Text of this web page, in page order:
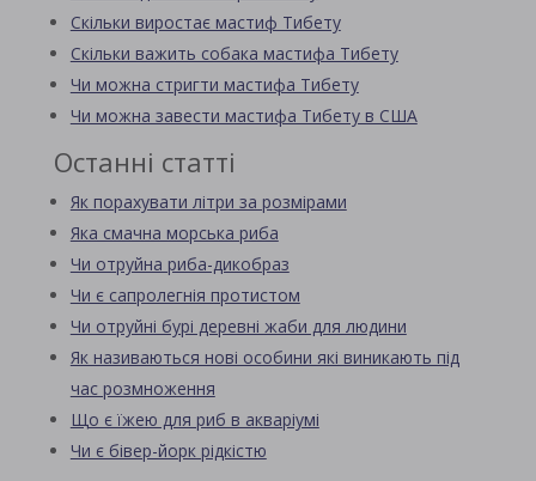
Скільки виростає мастиф Тибету
Скільки важить собака мастифа Тибету
Чи можна стригти мастифа Тибету
Чи можна завести мастифа Тибету в США
Останні статті
Як порахувати літри за розмірами
Яка смачна морська риба
Чи отруйна риба-дикобраз
Чи є сапролегнія протистом
Чи отруйні бурі деревні жаби для людини
Як називаються нові особини які виникають під
час розмноження
Що є їжею для риб в акваріумі
Чи є бівер-йорк рідкістю